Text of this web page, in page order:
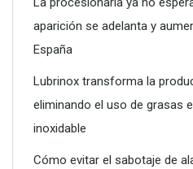
Poliéster Casariche lidera la
hidráulicas con sus nuevas
aparición se adelanta y
España
Lubrinox transforma la
eliminando el uso de grasas
inoxidable
Cómo evitar el sabotaje de